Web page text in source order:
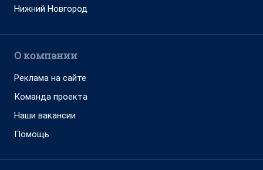
Нижний Новгород
О компании
Реклама на сайте
Команда проекта
Наши вакансии
Помощь